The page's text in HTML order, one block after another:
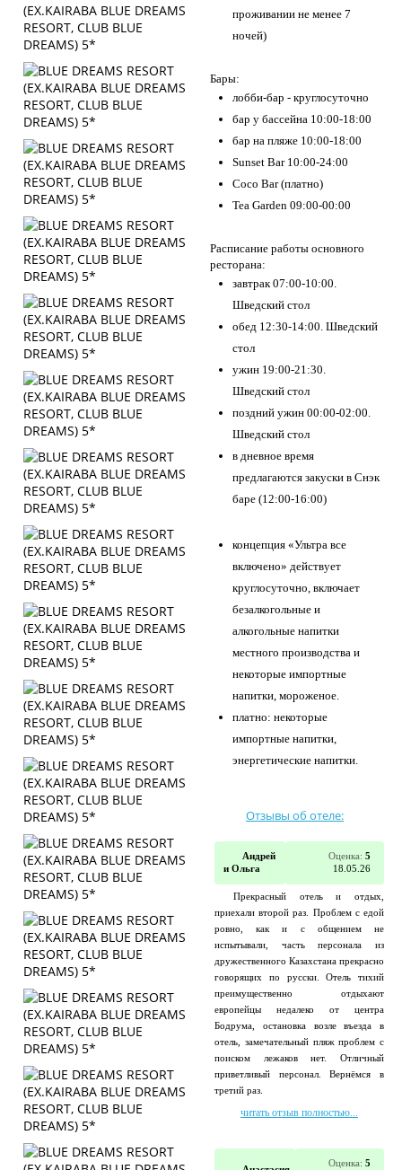
проживании не менее 7
ночей)
Бары:
лобби-бар - круглосуточно
бар у бассейна 10:00-18:00
бар на пляже 10:00-18:00
Sunset Bar 10:00-24:00
Coco Bar (платно)
Tea Garden 09:00-00:00
Расписание работы основного
ресторана:
завтрак 07:00-10:00.
Шведский стол
обед 12:30-14:00. Шведский
стол
ужин 19:00-21:30.
Шведский стол
поздний ужин 00:00-02:00.
Шведский стол
в дневное время
предлагаются закуски в Снэк
баре (12:00-16:00)
концепция «Ультра все
включено» действует
круглосуточно, включает
безалкогольные и
алкогольные напитки
местного производства и
некоторые импортные
напитки, мороженое.
платно: некоторые
импортные напитки,
энергетические напитки.
Отзывы об отеле:
Андрей
и Ольга
Оценка: 5
18.05.26
Прекрасный отель и отдых,
приехали второй раз. Проблем с едой
ровно, как и с общением не
испытывали, часть персонала из
дружественного Казахстана прекрасно
говорящих по русски. Отель тихий
преимущественно отдыхают
европейцы недалеко от центра
Бодрума, остановка возле въезда в
отель, замечательный пляж проблем с
поиском лежаков нет. Отличный
приветливый персонал. Вернёмся в
третий раз.
читать отзыв полностью...
Оценка: 5